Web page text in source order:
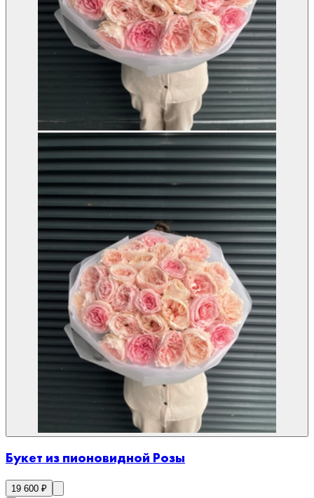
Букет из пионовидной Розы
19 600 ₽